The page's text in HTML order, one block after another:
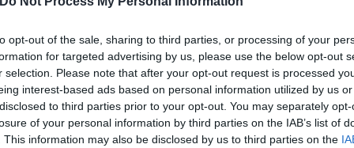
opt-out of the sale, sharing to third parties, or processing of your
for targeted advertising by us, please use the below opt-out
selection. Please note that after your opt-out request is processed
interest-based ads based on personal information utilized by us
to third parties prior to your opt-out. You may separately
of your personal information by third parties on the IAB’s list of
This information may also be disclosed by us to third parties on the
Πειραιά για τα νησιά των Κυκλάδων, Κρήτη,
πάνω από 22.757 επιβάτες.